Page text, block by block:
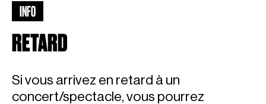
INFO
RETARD
Si vous arrivez en retard à un
concert/spectacle, vous pourrez